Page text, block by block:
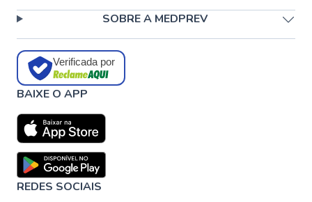
SOBRE A MEDPREV
Verificada por
BAIXE O APP
REDES SOCIAIS